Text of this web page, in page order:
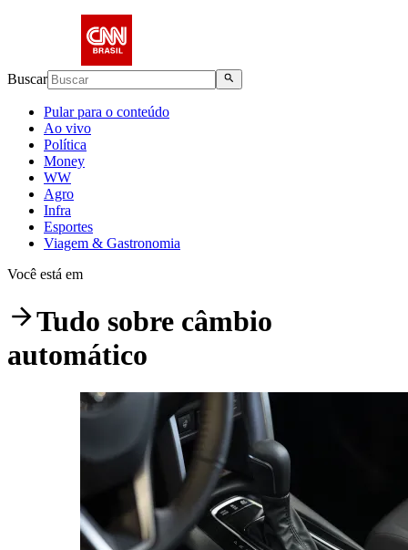
Buscar
Pular para o conteúdo
Ao vivo
Política
Money
WW
Agro
Infra
Esportes
Viagem & Gastronomia
Você está em
Tudo sobre câmbio
automático